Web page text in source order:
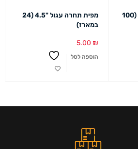
מפית תחרה עגול "3.5 (100
מפית תחרה עגול "4.5 (24
במארז)
5.00 ₪
הוספה לסל